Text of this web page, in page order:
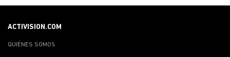
ACTIVISION.COM
QUIÉNES SOMOS